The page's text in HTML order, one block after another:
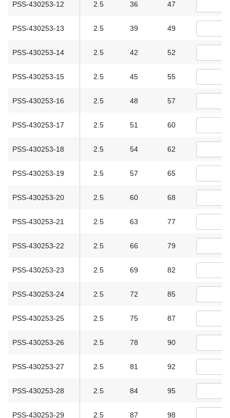
PSS-430253-12 2.5 36 47
PSS-430253-13 2.5 39 49
PSS-430253-14 2.5 42 52
PSS-430253-15 2.5 45 55
PSS-430253-16 2.5 48 57
PSS-430253-17 2.5 51 60
PSS-430253-18 2.5 54 62
PSS-430253-19 2.5 57 65
PSS-430253-20 2.5 60 68
PSS-430253-21 2.5 63 77
PSS-430253-22 2.5 66 79
PSS-430253-23 2.5 69 82
PSS-430253-24 2.5 72 85
PSS-430253-25 2.5 75 87
PSS-430253-26 2.5 78 90
PSS-430253-27 2.5 81 92
PSS-430253-28 2.5 84 95
PSS-430253-29 2.5 87 98